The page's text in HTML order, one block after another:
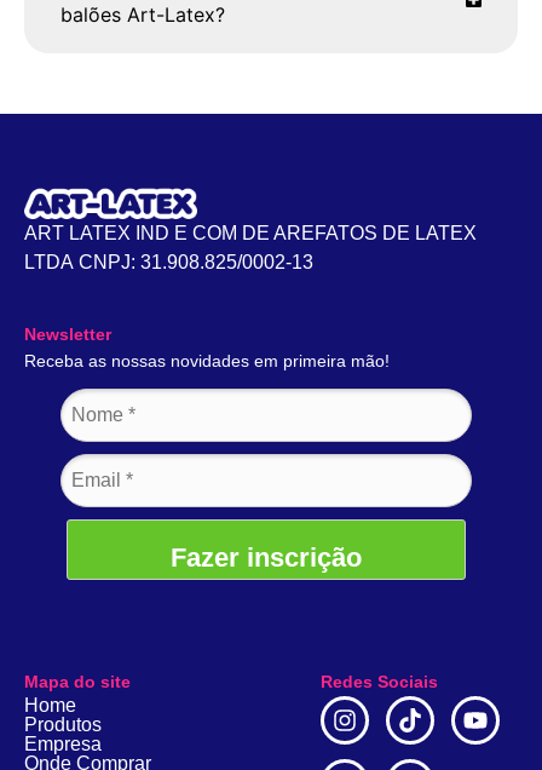
balões Art-Latex?
ART LATEX IND E COM DE AREFATOS DE LATEX
LTDA CNPJ: 31.908.825/0002-13
Mapa do site
Home
Produtos
Empresa
Onde Comprar
Redes Sociais
Newsletter
Receba as nossas novidades em primeira mão!
Fazer inscrição